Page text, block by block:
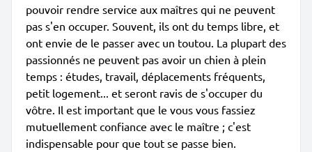
pouvoir rendre service aux maîtres qui ne peuvent
pas s'en occuper. Souvent, ils ont du temps libre, et
ont envie de le passer avec un toutou. La plupart des
passionnés ne peuvent pas avoir un chien à plein
temps : études, travail, déplacements fréquents,
petit logement... et seront ravis de s'occuper du
vôtre. Il est important que le vous vous fassiez
mutuellement confiance avec le maître ; c'est
indispensable pour que tout se passe bien.